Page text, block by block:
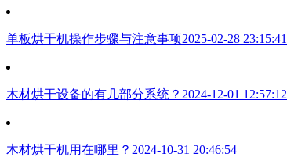
单板烘干机操作步骤与注意事项2025-02-28 23:15:41
木材烘干设备的有几部分系统？ 2024-12-01 12:57:12
木材烘干机用在哪里？ 2024-10-31 20:46:54